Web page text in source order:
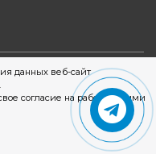
данных веб-сайт
согласие на работу с этими
- сеть